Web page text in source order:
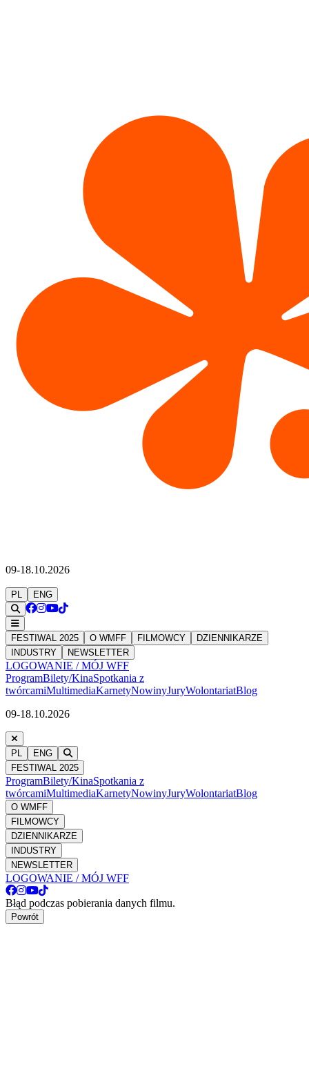
09-18.10.2026
PL ENG
FESTIWAL 2025 O WMFF FILMOWCY
DZIENNIKARZE
INDUSTRY
NEWSLETTER
LOGOWANIE / MÓJ WFF
ProgramBilety/KinaSpotkania z
twórcamiMultimediaKarnetyNowinyJuryWolontariatBlog
09-18.10.2026
PL
ENG
FESTIWAL 2025
ProgramBilety/KinaSpotkania z
twórcamiMultimediaKarnetyNowinyJuryWolontariatBlog
O WMFF
FILMOWCY
DZIENNIKARZE
INDUSTRY
NEWSLETTER
LOGOWANIE / MÓJ WFF
Błąd podczas pobierania danych filmu.
Powrót